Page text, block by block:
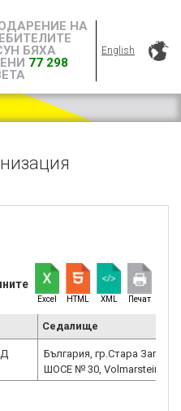
НА
БЯХА
77 298
English
Excel HTML XML Печат
Седалище
България, гр.Стара
ШОСЕ № 30, Volmarsteiner